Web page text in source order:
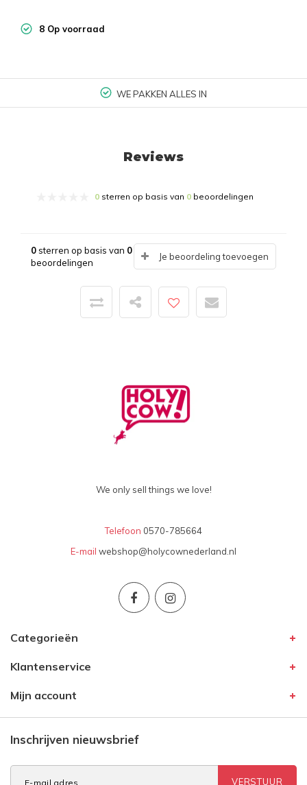
8 Op voorraad
WE PAKKEN ALLES IN
Reviews
0 sterren op basis van 0 beoordelingen
0sterren op basis van 0
beoordelingen
Je beoordeling toevoegen
We only sell things we love!
Telefoon 0570-785664
E-mail webshop@holycownederland.nl
Categorieën
Klantenservice
Mijn account
Inschrijven nieuwsbrief
VERSTUUR